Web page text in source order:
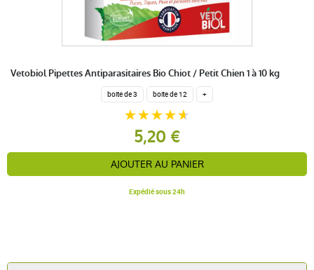
Vetobiol Pipettes Antiparasitaires Bio Chiot / Petit Chien 1 à 10 kg
boite de 3 boite de 12 +
5,20 €
AJOUTER AU PANIER
Expédié sous 24h